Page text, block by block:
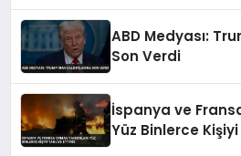
ABD Medyası:
Son Verdi
İspanya ve
Yüz Binlerce